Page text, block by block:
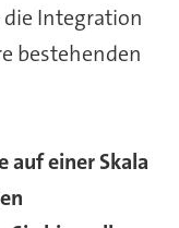
Integration
bestehenden
auf einer Skala